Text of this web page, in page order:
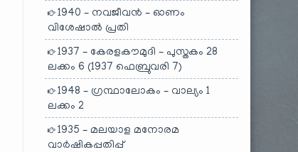
1940 – നവജീവൻ – ഓണം
വിശേഷാൽ പ്രതി
1937 – കേരളകൗമുദി – പുസ്തകം 28
ലക്കം 6 (1937 ഫെബ്രുവരി 7)
1948 – ഗ്രന്ഥാലോകം – വാല്യം 1
ലക്കം 2
1935 – മലയാള മനോരമ
വാർഷികപ്പതിപ്പ്